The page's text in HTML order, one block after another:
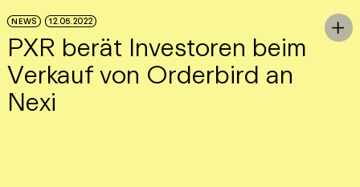
Skip to Main Content

NEWS12.05.2022
PXR berät Investoren beim
Verkauf von Orderbird an
Nexi